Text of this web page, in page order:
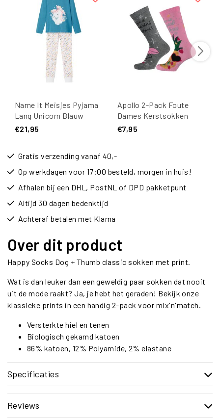
Name It Meisjes Pyjama
Lang Unicorn Blauw
€21,95
Apollo 2-Pack Foute
Dames Kerstsokken
Roze
€7,95
Gratis verzending vanaf 40,-
Op werkdagen voor 17:00 besteld, morgen in huis!
Afhalen bij een DHL, PostNL of DPD pakketpunt
Altijd 30 dagen bedenktijd
Achteraf betalen met Klarna
Over dit product
Happy Socks Dog + Thumb classic sokken met print.
Wat is dan leuker dan een geweldig paar sokken dat nooit
uit de mode raakt? Ja, je hebt het geraden! Bekijk onze
klassieke prints in een handig 2-pack voor mix'n'match.
Versterkte hiel en tenen
Biologisch gekamd katoen
86% katoen, 12% Polyamide, 2% elastane
Specificaties
Reviews